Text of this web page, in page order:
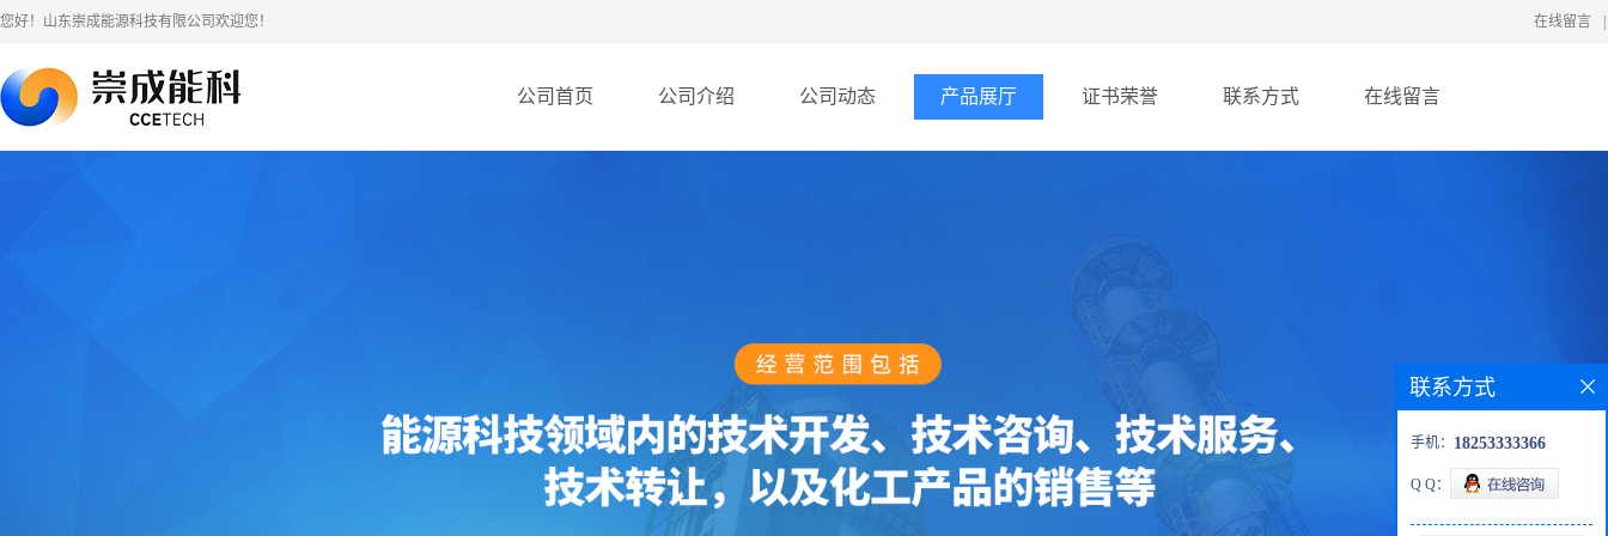
您好！山东崇成能源科技有限公司欢迎您！ 在线留言
公司首页 公司介绍 公司动态 产品展厅 证书荣誉 联系方式 在线留言
联系方式
手机： 18253333366
Q Q：